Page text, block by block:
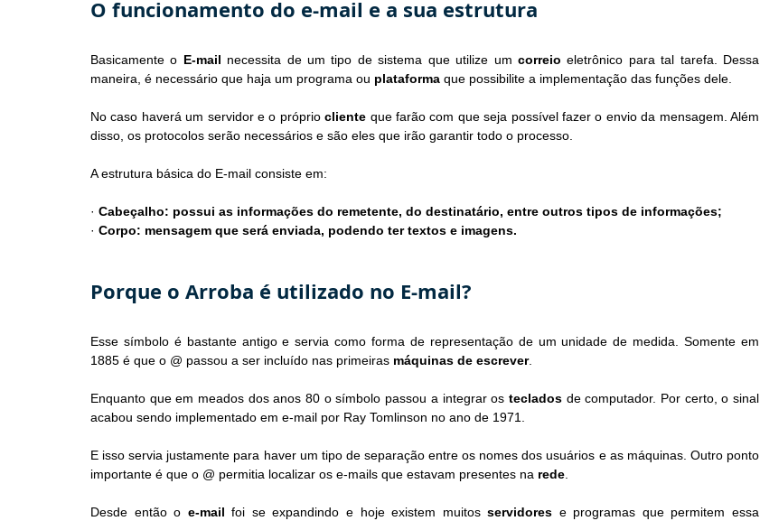
O funcionamento do e-mail e a sua estrutura
Basicamente o E-mail necessita de um tipo de sistema que utilize um correio eletrônico para tal tarefa. Dessa
maneira, é necessário que haja um programa ou plataforma que possibilite a implementação das funções dele.
No caso haverá um servidor e o próprio cliente que farão com que seja possível fazer o envio da mensagem. Além
disso, os protocolos serão necessários e são eles que irão garantir todo o processo.
A estrutura básica do E-mail consiste em:
· Cabeçalho: possui as informações do remetente, do destinatário, entre outros tipos de informações;
· Corpo: mensagem que será enviada, podendo ter textos e imagens.
Porque o Arroba é utilizado no E-mail?
Esse símbolo é bastante antigo e servia como forma de representação de um unidade de medida. Somente em
1885 é que o @ passou a ser incluído nas primeiras máquinas de escrever.
Enquanto que em meados dos anos 80 o símbolo passou a integrar os teclados de computador. Por certo, o sinal
acabou sendo implementado em e-mail por Ray Tomlinson no ano de 1971.
E isso servia justamente para haver um tipo de separação entre os nomes dos usuários e as máquinas. Outro ponto
importante é que o @ permitia localizar os e-mails que estavam presentes na rede.
Desde então o e-mail foi se expandindo e hoje existem muitos servidores e programas que permitem essa